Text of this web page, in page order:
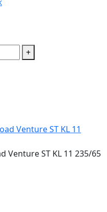
+
Venture ST KL 11 235/65